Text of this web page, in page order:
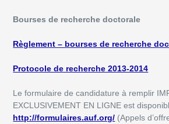
Bourses de recherche doctorale
Règlement – bourses de recherche
Protocole de recherche 2013-2014
Le formulaire de candidature à remplir
EXCLUSIVEMENT EN LIGNE est
http://formulaires.auf.org/ (Appels